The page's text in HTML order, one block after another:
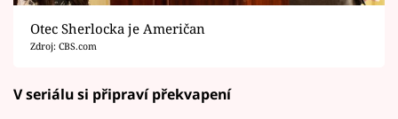
Otec Sherlocka je Američan
Zdroj: CBS.com
V seriálu si připraví překvapení